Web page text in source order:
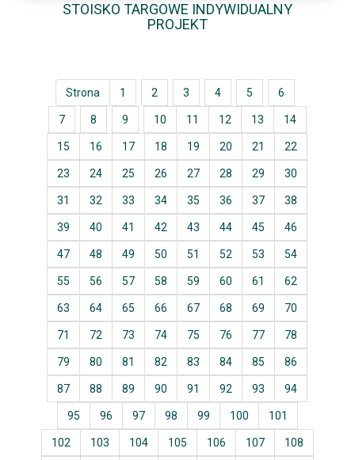
STOISKO TARGOWE INDYWIDUALNY
PROJEKT
Strona 1 2 3 4 5 6
7 8 9 10 11 12 13 14
15 16 17 18 19 20 21 22
23 24 25 26 27 28 29 30
31 32 33 34 35 36 37 38
39 40 41 42 43 44 45 46
47 48 49 50 51 52 53 54
55 56 57 58 59 60 61 62
63 64 65 66 67 68 69 70
71 72 73 74 75 76 77 78
79 80 81 82 83 84 85 86
87 88 89 90 91 92 93 94
95 96 97 98 99 100 101
102 103 104 105 106 107 108